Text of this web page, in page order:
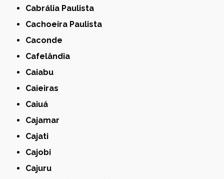
Cabrália Paulista
Cachoeira Paulista
Caconde
Cafelândia
Caiabu
Caieiras
Caiuá
Cajamar
Cajati
Cajobi
Cajuru